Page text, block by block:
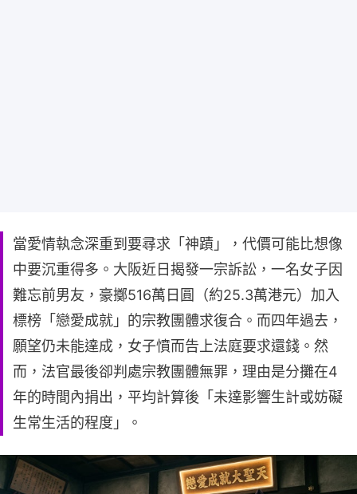
當愛情執念深重到要尋求「神蹟」，代價可能比想像
中要沉重得多。大阪近日揭發一宗訴訟，一名女子因
難忘前男友，豪擲516萬日圓（約25.3萬港元）加入
標榜「戀愛成就」的宗教團體求復合。而四年過去，
願望仍未能達成，女子憤而告上法庭要求還錢。然
而，法官最後卻判處宗教團體無罪，理由是分攤在4
年的時間內捐出，平均計算後「未達影響生計或妨礙
生常生活的程度」。